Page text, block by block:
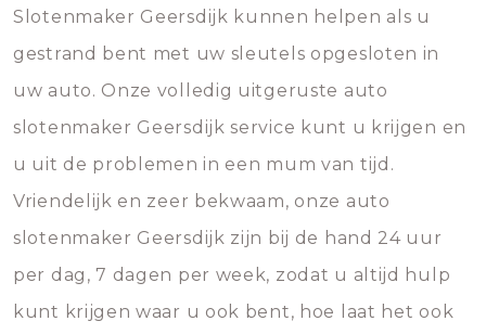
Slotenmaker Geersdijk kunnen helpen als u
gestrand bent met uw sleutels opgesloten in
uw auto. Onze volledig uitgeruste auto
slotenmaker Geersdijk service kunt u krijgen en
u uit de problemen in een mum van tijd.
Vriendelijk en zeer bekwaam, onze auto
slotenmaker Geersdijk zijn bij de hand 24 uur
per dag, 7 dagen per week, zodat u altijd hulp
kunt krijgen waar u ook bent, hoe laat het ook